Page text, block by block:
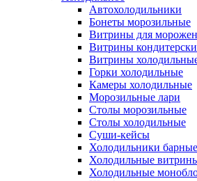
Автохолодильники
Бонеты морозильные
Витрины для
Витрины
Витрины
Горки холодильные
Камеры холодильные
Морозильные лари
Столы морозильные
Столы холодильные
Суши-кейсы
Холодильники барные
Холодильные
Холодильные